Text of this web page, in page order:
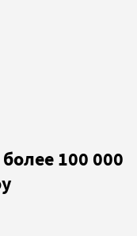
100 000